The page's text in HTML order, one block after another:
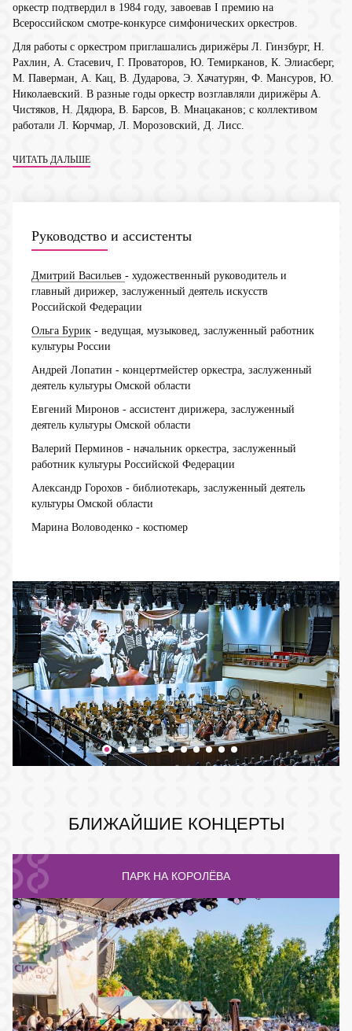
оркестр подтвердил в 1984 году, завоевав I премию на
Всероссийском смотре-конкурсе симфонических оркестров.
Для работы с оркестром приглашались дирижёры Л. Гинзбург, Н.
Рахлин, А. Стасевич, Г. Проваторов, Ю. Темирканов, К. Элиасберг,
М. Паверман, А. Кац, В. Дударова, Э. Хачатурян, Ф. Мансуров, Ю.
Николаевский. В разные годы оркестр возглавляли дирижёры А.
Чистяков, Н. Дядюра, В. Барсов, В. Мнацаканов; с коллективом
работали Л. Корчмар, Л. Морозовский, Д. Лисс.
ЧИТАТЬ ДАЛЬШЕ
Руководство и ассистенты
Дмитрий Васильев - художественный руководитель и
главный дирижер, заслуженный деятель искусств
Российской Федерации
Ольга Бурик - ведущая, музыковед, заслуженный работник
культуры России
Андрей Лопатин - концертмейстер оркестра, заслуженный
деятель культуры Омской области
Евгений Миронов - ассистент дирижера, заслуженный
деятель культуры Омской области
Валерий Перминов - начальник оркестра, заслуженный
работник культуры Российской Федерации
Александр Горохов - библиотекарь, заслуженный деятель
культуры Омской области
Марина Воловоденко - костюмер
БЛИЖАЙШИЕ КОНЦЕРТЫ
ПАРК НА КОРОЛЁВА